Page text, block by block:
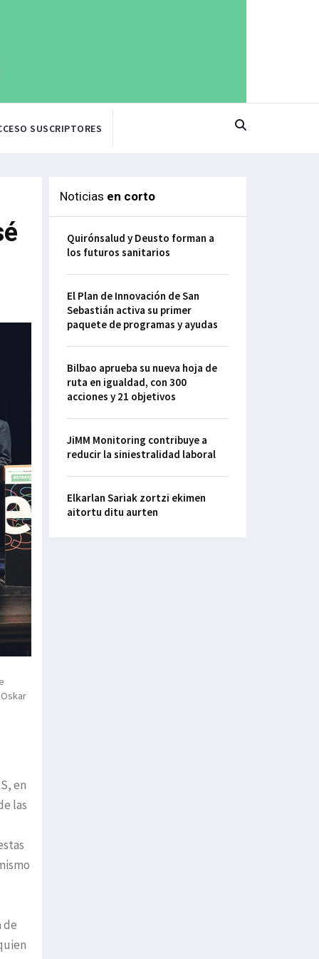
SUSCRIPTORES
en
las
de
Noticias en corto
Quirónsalud y Deusto forman a
los futuros sanitarios
El Plan de Innovación de San
Sebastián activa su primer
paquete de programas y ayudas
Bilbao aprueba su nueva hoja de
ruta en igualdad, con 300
acciones y 21 objetivos
JiMM Monitoring contribuye a
reducir la siniestralidad laboral
Elkarlan Sariak zortzi ekimen
aitortu ditu aurten